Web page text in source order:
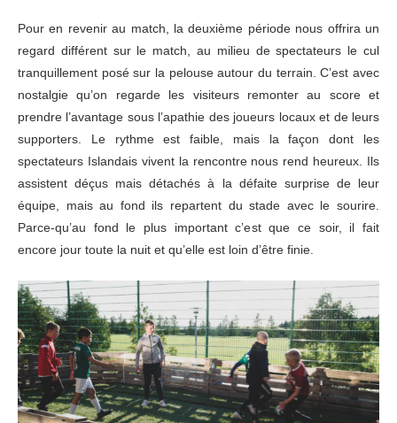
Pour en revenir au match, la deuxième période nous offrira un
regard différent sur le match, au milieu de spectateurs le cul
tranquillement posé sur la pelouse autour du terrain. C’est avec
nostalgie qu’on regarde les visiteurs remonter au score et
prendre l’avantage sous l’apathie des joueurs locaux et de leurs
supporters. Le rythme est faible, mais la façon dont les
spectateurs Islandais vivent la rencontre nous rend heureux. Ils
assistent déçus mais détachés à la défaite surprise de leur
équipe, mais au fond ils repartent du stade avec le sourire.
Parce-qu’au fond le plus important c’est que ce soir, il fait
encore jour toute la nuit et qu’elle est loin d’être finie.